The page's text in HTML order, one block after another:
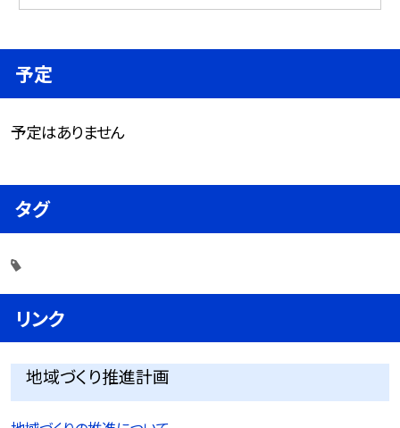
予定
予定はありません
タグ
リンク
地域づくり推進計画